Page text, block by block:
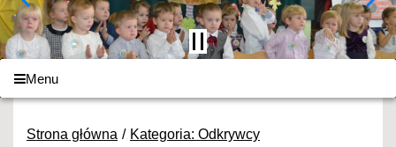
Menu
Strona główna
Kategoria: Odkrywcy